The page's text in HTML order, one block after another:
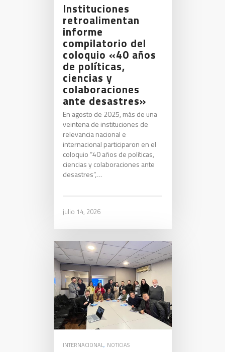
Instituciones
retroalimentan
informe
compilatorio del
coloquio «40 años
de políticas,
ciencias y
colaboraciones
ante desastres»
En agosto de 2025, más de una
veintena de instituciones de
relevancia nacional e
internacional participaron en el
coloquio “40 años de políticas,
ciencias y colaboraciones ante
desastres”,…
julio 14, 2026
INTERNACIONAL, NOTICIAS